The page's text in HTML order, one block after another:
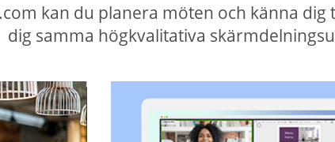
kan du planera möten och känna
dig samma högkvalitativa